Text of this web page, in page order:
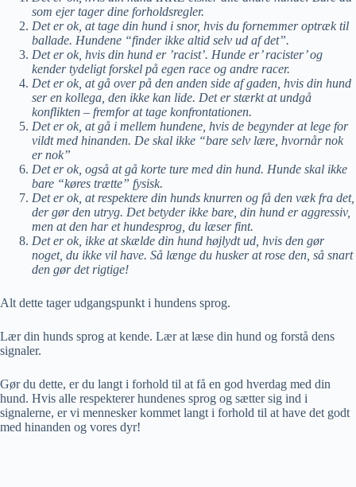
som ejer tager dine forholdsregler.
Det er ok, at tage din hund i snor, hvis du fornemmer optræk til
ballade. Hundene “finder ikke altid selv ud af det”.
Det er ok, hvis din hund er ’racist’. Hunde er’ racister’ og
kender tydeligt forskel på egen race og andre racer.
Det er ok, at gå over på den anden side af gaden, hvis din hund
ser en kollega, den ikke kan lide. Det er stærkt at undgå
konflikten – fremfor at tage konfrontationen.
Det er ok, at gå i mellem hundene, hvis de begynder at lege for
vildt med hinanden. De skal ikke “bare selv lære, hvornår nok
er nok”
Det er ok, også at gå korte ture med din hund. Hunde skal ikke
bare “køres trætte” fysisk.
Det er ok, at respektere din hunds knurren og få den væk fra det,
der gør den utryg. Det betyder ikke bare, din hund er aggressiv,
men at den har et hundesprog, du læser fint.
Det er ok, ikke at skælde din hund højlydt ud, hvis den gør
noget, du ikke vil have. Så længe du husker at rose den, så snart
den gør det rigtige!
Alt dette tager udgangspunkt i hundens sprog.
Lær din hunds sprog at kende. Lær at læse din hund og forstå dens
signaler.
Gør du dette, er du langt i forhold til at få en god hverdag med din
hund. Hvis alle respekterer hundenes sprog og sætter sig ind i
signalerne, er vi mennesker kommet langt i forhold til at have det godt
med hinanden og vores dyr!